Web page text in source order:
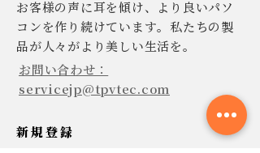
お客様の声に耳を傾け、より良いパソ
コンを作り続けています。私たちの製
品が人々がより美しい生活を。
お問い合わせ：
servicejp@tpvtec.com
新規登録